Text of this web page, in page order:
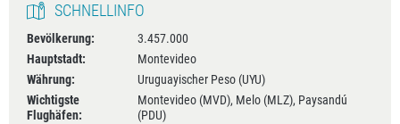
SCHNELLINFO
Bevölkerung:
3.457.000
Hauptstadt:
Montevideo
Währung:
Uruguayischer Peso (UYU)
Wichtigste
Flughäfen:
Montevideo (MVD), Melo (MLZ), Paysandú
(PDU)